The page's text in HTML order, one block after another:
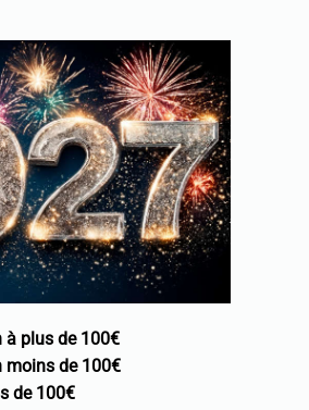
à plus de 100€
moins de 100€
de 100€